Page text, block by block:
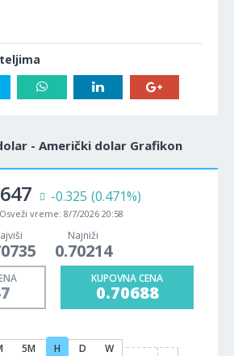
- Američki dolar Grafikon
-0.325 (0.471%)
Osveži vreme: 8/7/2026 20:58
Najniži
0.70214
KUPOVNA CENA
0.70688
5M H D W